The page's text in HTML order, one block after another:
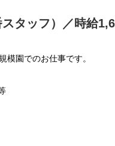
タッフ）／時給
模園でのお仕事です。